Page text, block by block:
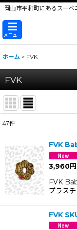
岡山市平和町にあるスー
メニュー
ホーム > FVK
FVK
表示数:
並び順:
47件
FVK
3,960円
FVK
プラス
FVK